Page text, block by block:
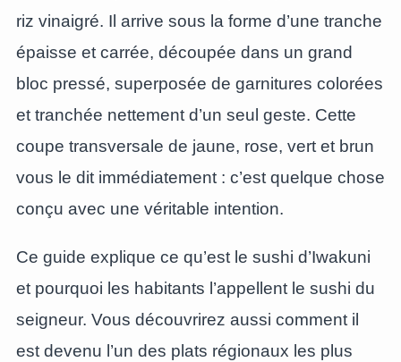
riz vinaigré. Il arrive sous la forme d’une tranche
épaisse et carrée, découpée dans un grand
bloc pressé, superposée de garnitures colorées
et tranchée nettement d’un seul geste. Cette
coupe transversale de jaune, rose, vert et brun
vous le dit immédiatement : c’est quelque chose
conçu avec une véritable intention.
Ce guide explique ce qu’est le sushi d’Iwakuni
et pourquoi les habitants l’appellent le sushi du
seigneur. Vous découvrirez aussi comment il
est devenu l’un des plats régionaux les plus